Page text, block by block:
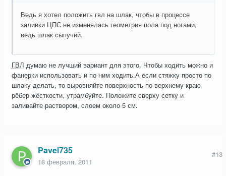
Ведь я хотел положить гвл на шлак, чтобы в процессе
заливки ЦПС не изменялась геометрия пола под ногами,
ведь шлак сыпучий.
ГВЛ думаю не лучший вариант для этого. Чтобы ходить можно и
фанерки использовать и по ним ходить.А если стяжку просто по
шлаку делать, то выровняйте поверхность по верхнему краю
рёбер жёсткости, утрамбуйте. Положите сверху сетку и
заливайте раствором, слоем около 5 см.
Pavel735
18 февраля, 2011
#13